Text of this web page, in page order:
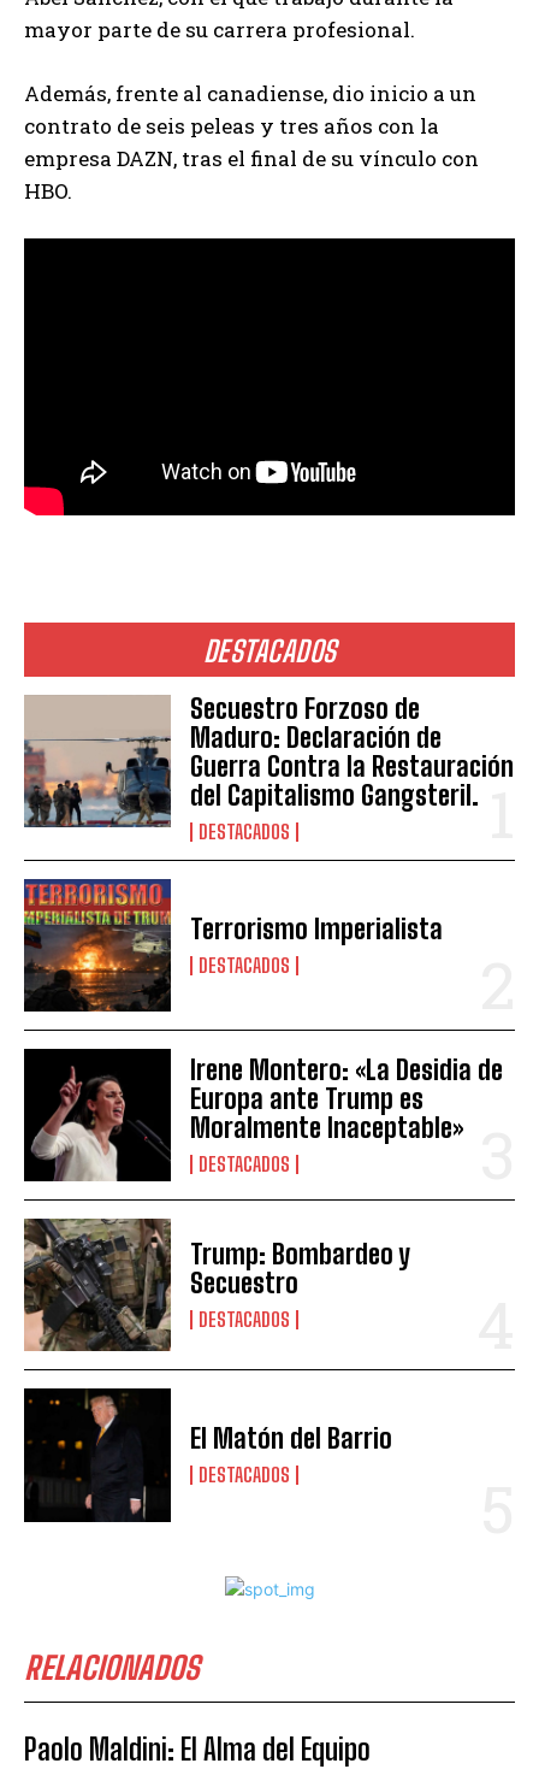
DESTACADOS
Secuestro Forzoso de
Maduro: Declaración de
Guerra Contra la Restauración
del Capitalismo Gangsteril.
DESTACADOS
Terrorismo Imperialista
DESTACADOS
Irene Montero: «La Desidia de
Europa ante Trump es
Moralmente Inaceptable»
DESTACADOS
Trump: Bombardeo y
Secuestro
DESTACADOS
El Matón del Barrio
DESTACADOS
RELACIONADOS
Paolo Maldini: El Alma del Equipo
mayor parte de su carrera profesional.
Además, frente al canadiense, dio inicio a un
contrato de seis peleas y tres años con la
empresa DAZN, tras el final de su vínculo con
HBO.